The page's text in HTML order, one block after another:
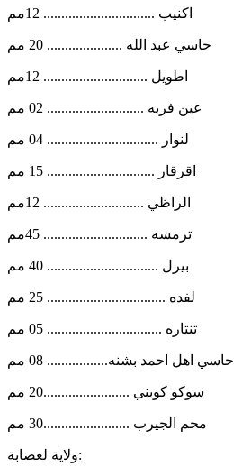
اكنيب ............................... 12مم
حاسي عبد الله ..................... 20 مم
اطويل ............................. 12مم
عين فربه ........................... 02 مم
لنوار ............................... 04 مم
اقرقار .............................. 15 مم
الراظي ............................ 12مم
ترمسه ............................. 45مم
بيرل ............................... 40 مم
لفده ................................. 25 مم
تنتاره ................................ 05 مم
حاسي اهل احمد بشنه................. 08 مم
سوكو كوبني ........................20 مم
محم الجيرب ........................30 مم
ولاية لعصابة: